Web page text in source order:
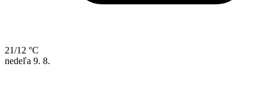
21/12 °C
nedeľa 9. 8.